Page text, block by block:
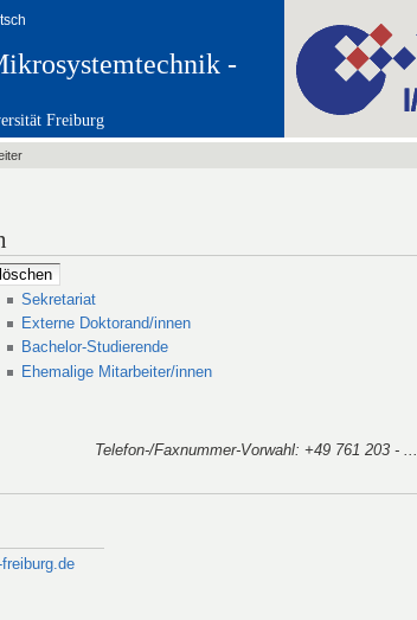
-
Freiburg
Sekretariat
Externe Doktorand/innen
Bachelor-Studierende
Ehemalige Mitarbeiter/innen
Telefon-/Faxnummer-Vorwahl: +49 761 203 - ...